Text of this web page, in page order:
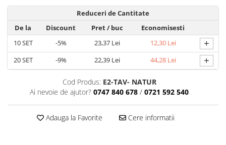
CUTII PENTRU PRALINE CU FUNDITA
CUTII PENTRU MARTURII
CUTII CU FEREASTRA PENTRU
MARTURII
CUTII CU MANER
CUTII CU PANGLICA
CUTII FARA FEREASTRA PENTRU
CUTII FUND + CAPAC
Reduceri de Cantitate
De la
Discount Pret/ buc
Economisesti
10SET -5% 23,37 Lei 12,30 Lei +
20SET -9% 22,39 Lei 44,28 Lei +
Cod Produs: E2-TAV- NATUR
Ai nevoie de ajutor? 0747 840 678 / 0721 592 540
Adauga la Favorite Cere informatii